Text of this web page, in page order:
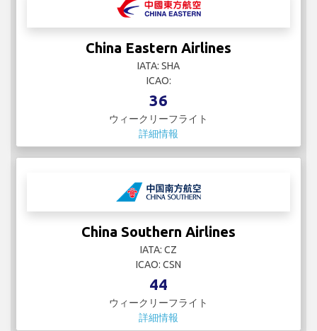
China Eastern Airlines
IATA: SHA
ICAO:
36
ウィークリーフライト
詳細情報
China Southern Airlines
IATA: CZ
ICAO: CSN
44
ウィークリーフライト
詳細情報